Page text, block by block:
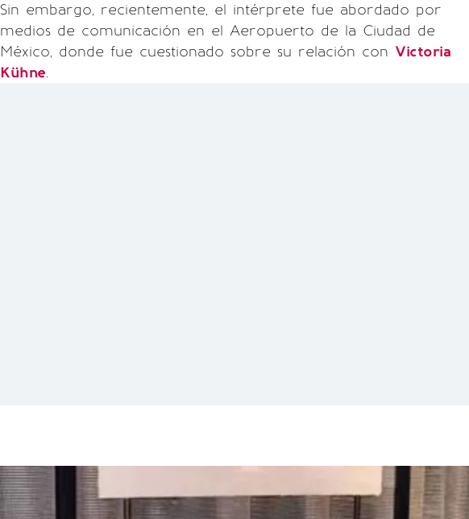
Sin embargo, recientemente, el intérprete fue abordado por
medios de comunicación en el Aeropuerto de la Ciudad de
México, donde fue cuestionado sobre su relación con Victoria
Kühne.